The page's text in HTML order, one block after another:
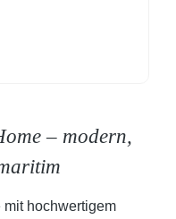
– modern,
mit hochwertigem